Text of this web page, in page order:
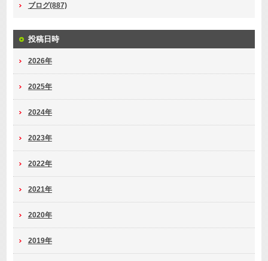
ブログ(887)
投稿日時
2026年
2025年
2024年
2023年
2022年
2021年
2020年
2019年